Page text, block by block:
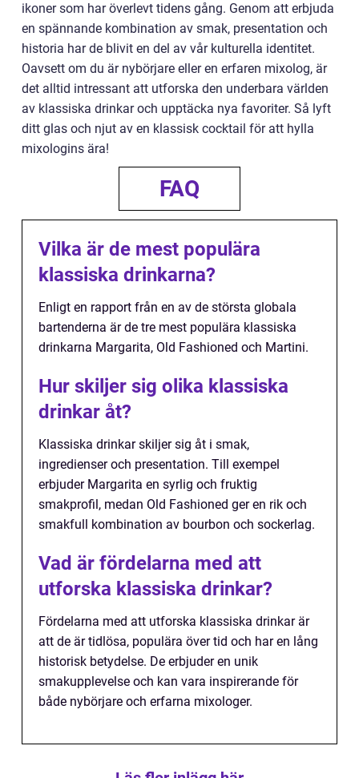
ikoner som har överlevt tidens gång. Genom att erbjuda
en spännande kombination av smak, presentation och
historia har de blivit en del av vår kulturella identitet.
Oavsett om du är nybörjare eller en erfaren mixolog, är
det alltid intressant att utforska den underbara världen
av klassiska drinkar och upptäcka nya favoriter. Så lyft
ditt glas och njut av en klassisk cocktail för att hylla
mixologins ära!
FAQ
Vilka är de mest populära
klassiska drinkarna?
Enligt en rapport från en av de största globala
bartenderna är de tre mest populära klassiska
drinkarna Margarita, Old Fashioned och Martini.
Hur skiljer sig olika klassiska
drinkar åt?
Klassiska drinkar skiljer sig åt i smak,
ingredienser och presentation. Till exempel
erbjuder Margarita en syrlig och fruktig
smakprofil, medan Old Fashioned ger en rik och
smakfull kombination av bourbon och sockerlag.
Vad är fördelarna med att
utforska klassiska drinkar?
Fördelarna med att utforska klassiska drinkar är
att de är tidlösa, populära över tid och har en lång
historisk betydelse. De erbjuder en unik
smakupplevelse och kan vara inspirerande för
både nybörjare och erfarna mixologer.